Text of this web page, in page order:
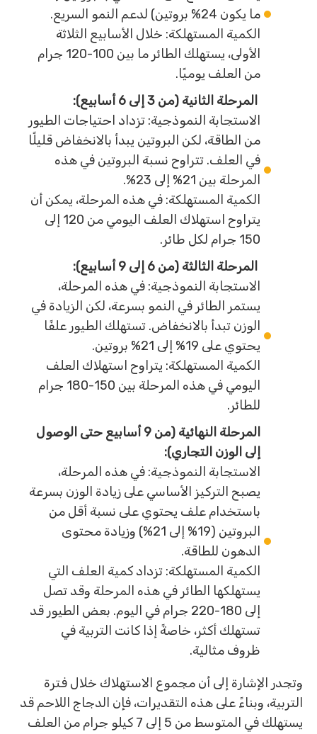
ما يكون 24% بروتين) لدعم النمو السريع.
الكمية المستهلكة: خلال الأسابيع الثلاثة
الأولى، يستهلك الطائر ما بين 100-120 جرام
من العلف يوميًا.
المرحلة الثانية (من 3 إلى 6 أسابيع):
الاستجابة النموذجية: تزداد احتياجات الطيور
من الطاقة، لكن البروتين يبدأ بالانخفاض قليلًا
في العلف. تتراوح نسبة البروتين في هذه
المرحلة بين 21% إلى 23%.
الكمية المستهلكة: في هذه المرحلة، يمكن أن
يتراوح استهلاك العلف اليومي من 120 إلى
150 جرام لكل طائر.
المرحلة الثالثة (من 6 إلى 9 أسابيع):
الاستجابة النموذجية: في هذه المرحلة،
يستمر الطائر في النمو بسرعة، لكن الزيادة في
الوزن تبدأ بالانخفاض. تستهلك الطيور علفًا
يحتوي على 19% إلى 21% بروتين.
الكمية المستهلكة: يتراوح استهلاك العلف
اليومي في هذه المرحلة بين 150-180 جرام
للطائر.
المرحلة النهائية (من 9 أسابيع حتى الوصول
إلى الوزن التجاري):
الاستجابة النموذجية: في هذه المرحلة،
يصبح التركيز الأساسي على زيادة الوزن بسرعة
باستخدام علف يحتوي على نسبة أقل من
البروتين (19% إلى 21%) وزيادة محتوى
الدهون للطاقة.
الكمية المستهلكة: تزداد كمية العلف التي
يستهلكها الطائر في هذه المرحلة وقد تصل
إلى 180-220 جرام في اليوم. بعض الطيور قد
تستهلك أكثر، خاصةً إذا كانت التربية في
ظروف مثالية.
وتجدر الإشارة إلى أن مجموع الاستهلاك خلال فترة
التربية، وبناءً على هذه التقديرات، فإن الدجاج اللاحم قد
يستهلك في المتوسط من 5 إلى 7 كيلو جرام من العلف